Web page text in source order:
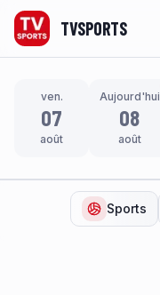
TVSPORTS
ven.
07
août
Aujourd'hui
08
août
Sports